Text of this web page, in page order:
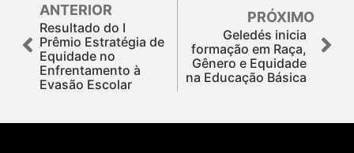
ANTERIOR
Resultado do I
Prêmio Estratégia de
Equidade no
Enfrentamento à
Evasão Escolar
PRÓXIMO
Geledés inicia
formação em Raça,
Gênero e Equidade
na Educação Básica